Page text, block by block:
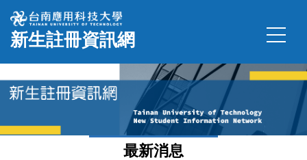
跳
到
主
容
新生註冊資訊網
最新消息